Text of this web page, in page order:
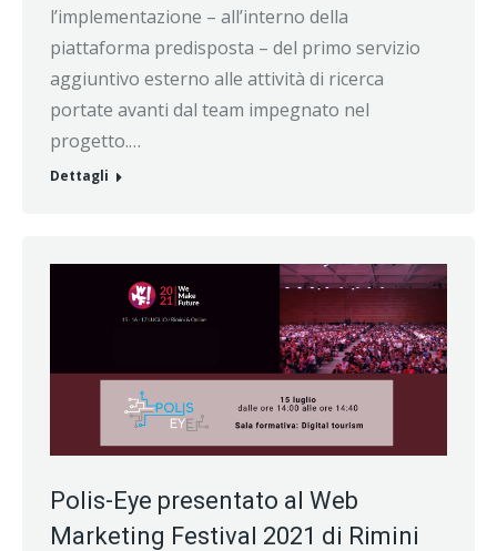
l’implementazione – all’interno della
piattaforma predisposta – del primo servizio
aggiuntivo esterno alle attività di ricerca
portate avanti dal team impegnato nel
progetto.…
Dettagli
Polis-Eye presentato al Web
Marketing Festival 2021 di Rimini